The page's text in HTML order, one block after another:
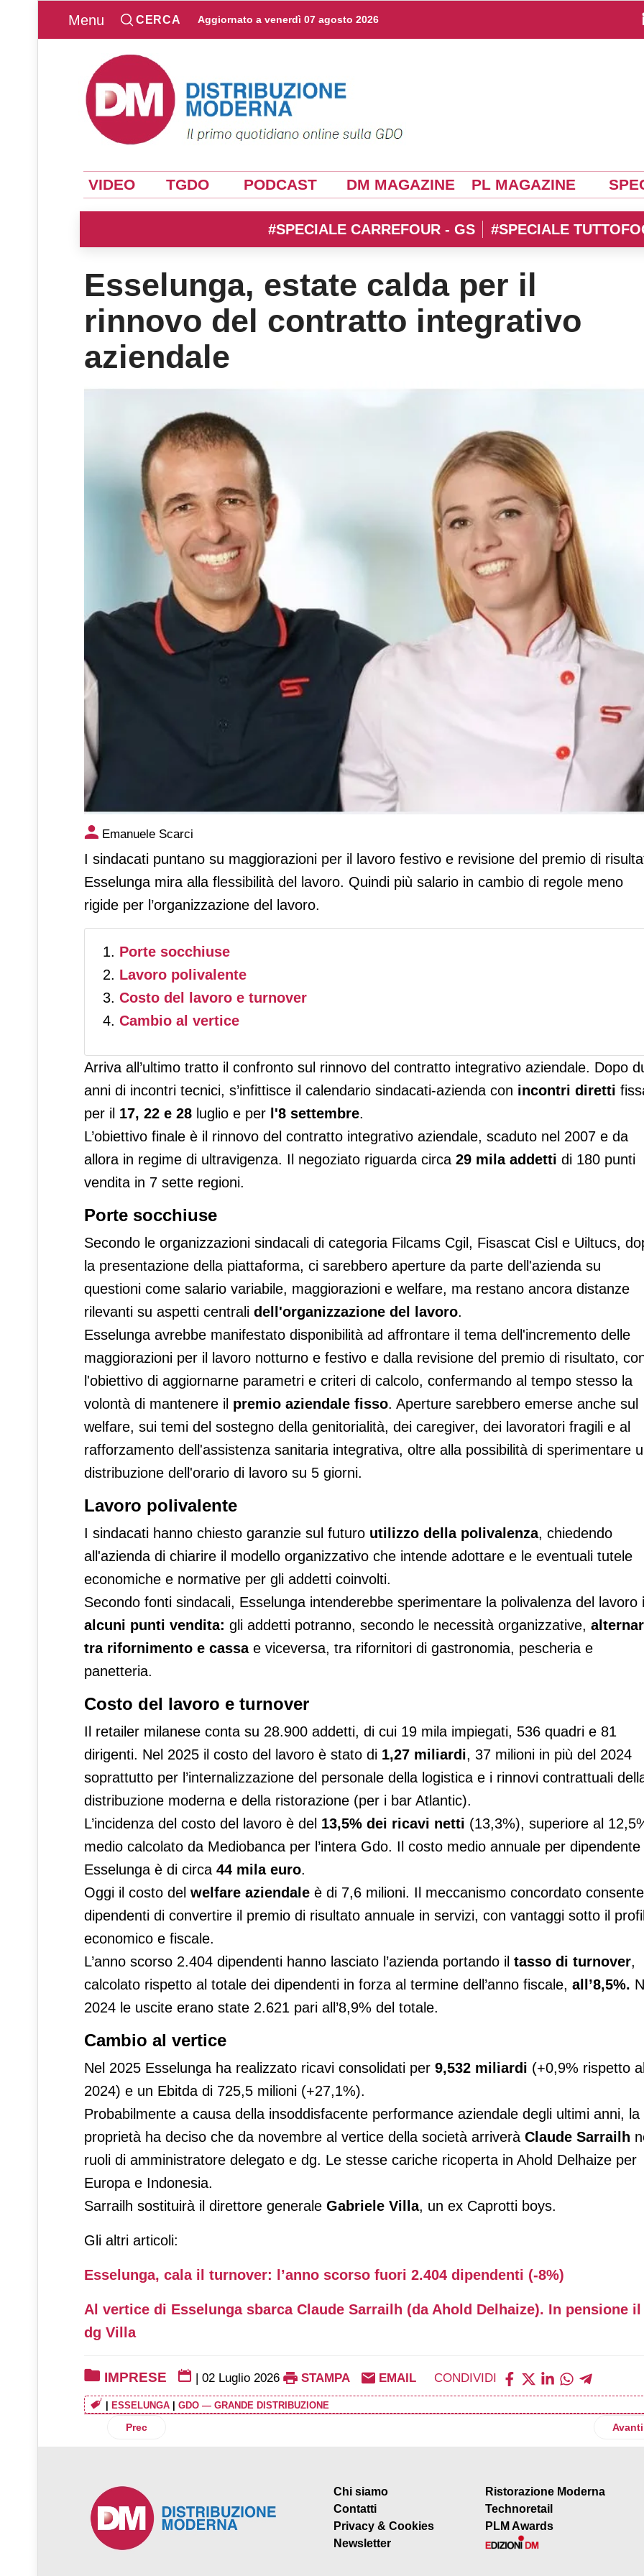
Menu CERCA Aggiornato a venerdì 07 agosto 2026
VIDEO TGDO PODCAST DM MAGAZINE PL MAGAZINE
#SPECIALE CARREFOUR - GS #SPECIALE
Esselunga, estate calda per il
rinnovo del contratto integrativo
aziendale
Esselunga, estate calda per il rinnovo del contratto integrativo
aziendale
Emanuele Scarci
I sindacati puntano su maggiorazioni per il lavoro festivo e revisione del premio di
Esselunga mira alla flessibilità del lavoro. Quindi più salario in cambio di regole meno
rigide per l’organizzazione del lavoro.
Porte socchiuse
Lavoro polivalente
Costo del lavoro e turnover
Cambio al vertice
Arriva all’ultimo tratto il confronto sul rinnovo del contratto integrativo aziendale. Dopo
anni di incontri tecnici, s’infittisce il calendario sindacati-azienda con incontri diretti
per il 17, 22 e 28 luglio e per l'8 settembre.
L’obiettivo finale è il rinnovo del contratto integrativo aziendale, scaduto nel 2007 e da
allora in regime di ultravigenza. Il negoziato riguarda circa 29 mila addetti di 180 punti
vendita in 7 sette regioni.
Porte socchiuse
Secondo le organizzazioni sindacali di categoria Filcams Cgil, Fisascat Cisl e Uiltucs,
la presentazione della piattaforma, ci sarebbero aperture da parte dell'azienda su
questioni come salario variabile, maggiorazioni e welfare, ma restano ancora distanze
rilevanti su aspetti centrali dell'organizzazione del lavoro.
Esselunga avrebbe manifestato disponibilità ad affrontare il tema dell'incremento delle
maggiorazioni per il lavoro notturno e festivo e dalla revisione del premio di risultato,
l'obiettivo di aggiornarne parametri e criteri di calcolo, confermando al tempo stesso la
volontà di mantenere il premio aziendale fisso. Aperture sarebbero emerse anche sul
welfare, sui temi del sostegno della genitorialità, dei caregiver, dei lavoratori fragili e al
rafforzamento dell'assistenza sanitaria integrativa, oltre alla possibilità di sperimentare
distribuzione dell'orario di lavoro su 5 giorni.
Lavoro polivalente
I sindacati hanno chiesto garanzie sul futuro utilizzo della polivalenza, chiedendo
all'azienda di chiarire il modello organizzativo che intende adottare e le eventuali tutele
economiche e normative per gli addetti coinvolti.
Secondo fonti sindacali, Esselunga intenderebbe sperimentare la polivalenza del lavoro
alcuni punti vendita: gli addetti potranno, secondo le necessità organizzative,
tra rifornimento e cassae viceversa, tra rifornitori di gastronomia, pescheria e
panetteria.
Costo del lavoro e turnover
Il retailer milanese conta su 28.900 addetti, di cui 19 mila impiegati, 536 quadri e 81
dirigenti. Nel 2025 il costo del lavoro è stato di 1,27 miliardi, 37 milioni in più del 2024
soprattutto per l’internalizzazione del personale della logistica e i rinnovi contrattuali
distribuzione moderna e della ristorazione (per i bar Atlantic).
L’incidenza del costo del lavoro è del 13,5% dei ricavi netti (13,3%), superiore al
medio calcolato da Mediobanca per l’intera Gdo. Il costo medio annuale per dipendente
Esselunga è di circa 44 mila euro.
Oggi il costo del welfare aziendale è di 7,6 milioni. Il meccanismo concordato
dipendenti di convertire il premio di risultato annuale in servizi, con vantaggi sotto il
economico e fiscale.
L’anno scorso 2.404 dipendenti hanno lasciato l’azienda portando il tasso di turnover,
calcolato rispetto al totale dei dipendenti in forza al termine dell’anno fiscale, all’8,5%.
2024 le uscite erano state 2.621 pari all’8,9% del totale.
Cambio al vertice
Nel 2025 Esselunga ha realizzato ricavi consolidati per 9,532 miliardi (+0,9% rispetto al
2024) e un Ebitda di 725,5 milioni (+27,1%).
Probabilmente a causa della insoddisfacente performance aziendale degli ultimi anni, la
proprietà ha deciso che da novembre al vertice della società arriverà Claude Sarrailh
ruoli di amministratore delegato e dg. Le stesse cariche ricoperta in Ahold Delhaize per
Europa e Indonesia.
Sarrailh sostituirà il direttore generale Gabriele Villa, un ex Caprotti boys.
Gli altri articoli:
Esselunga, cala il turnover: l’anno scorso fuori 2.404 dipendenti (-8%)
Al vertice di Esselunga sbarca Claude Sarrailh (da Ahold Delhaize). In pensione il
dg Villa
IMPRESE | 02 Luglio 2026 STAMPA EMAIL CONDIVIDI
ESSELUNGA GDO — GRANDE DISTRIBUZIONE
Articolo precedente: Despar Nord: 30 milioni da Intesa Sanpaolo per assunzioni, sviluppo e crescita
Prec Avanti
Chi siamo
Contatti
Privacy & Cookies
Newsletter
Ristorazione Moderna
Technoretail
PLM Awards